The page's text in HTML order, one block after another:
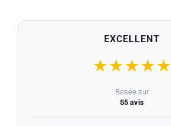
EXCELLENT
★★★★★
Basée sur
55 avis